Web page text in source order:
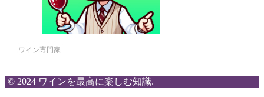
ワイン専門家
© 2024 ワインを最高に楽しむ知識.